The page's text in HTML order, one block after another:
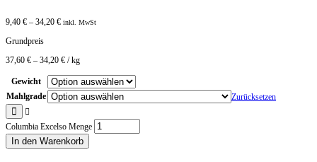
9,40 € – 34,20 € inkl. MwSt
Grundpreis
37,60 € – 34,20 € /kg
Gewicht
Mahlgrade
Zurücksetzen
Columbia Excelso Menge
In den Warenkorb